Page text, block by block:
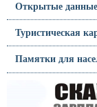
Открытые данные
Туристическая
Памятки для